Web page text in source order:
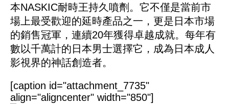
本NASKIC耐時王持久噴劑。它不僅是當前市
場上最受歡迎的延時產品之一，更是日本市場
的銷售冠軍，連續20年獲得卓越成就。每年有
數以千萬計的日本男士選擇它，成為日本成人
影視界的神話創造者。
[caption id="attachment_7735"
align="aligncenter" width="850"]